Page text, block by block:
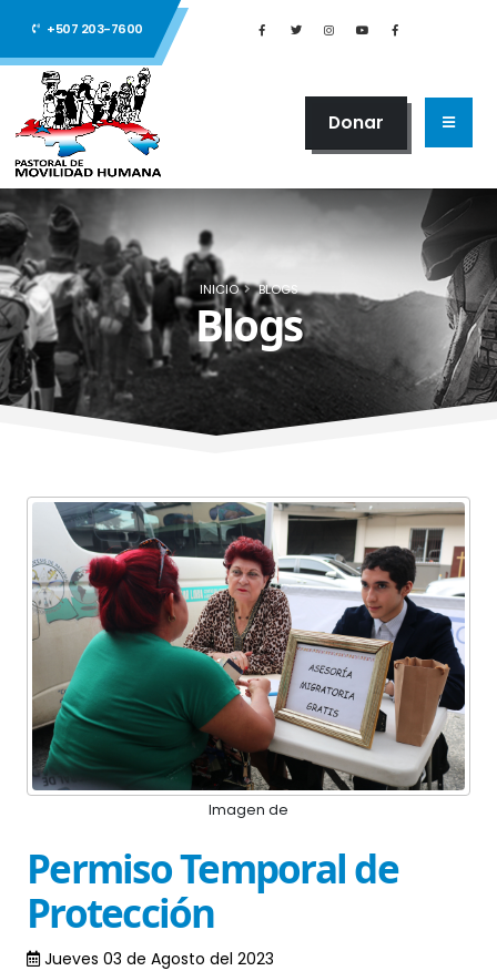
+507 203-7600
Donar
Blogs
INICIO BLOGS
Imagen de
Permiso Temporal de
Protección
Jueves 03 de Agosto del 2023